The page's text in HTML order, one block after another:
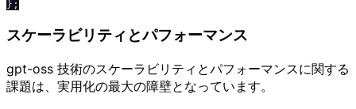
スケーラビリティとパフォーマンス
gpt-oss 技術のスケーラビリティとパフォーマンスに関する
課題は、実用化の最大の障壁となっています。